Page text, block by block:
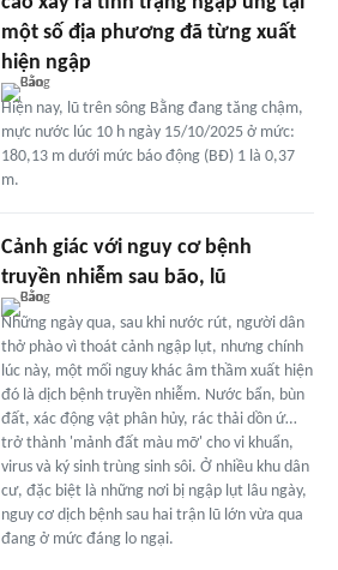
một số địa phương đã từng xuất
hiện ngập
Hiện nay, lũ trên sông Bằng đang tăng chậm,
mực nước lúc 10 h ngày 15/10/2025 ở mức:
180,13 m dưới mức báo động (BĐ) 1 là 0,37
m.
Cảnh giác với nguy cơ bệnh
truyền nhiễm sau bão, lũ
Những ngày qua, sau khi nước rút, người dân
thở phào vì thoát cảnh ngập lụt, nhưng chính
lúc này, một mối nguy khác âm thầm xuất hiện
đó là dịch bệnh truyền nhiễm. Nước bẩn, bùn
đất, xác động vật phân hủy, rác thải dồn ứ…
trở thành 'mảnh đất màu mỡ' cho vi khuẩn,
virus và ký sinh trùng sinh sôi. Ở nhiều khu dân
cư, đặc biệt là những nơi bị ngập lụt lâu ngày,
nguy cơ dịch bệnh sau hai trận lũ lớn vừa qua
đang ở mức đáng lo ngại.